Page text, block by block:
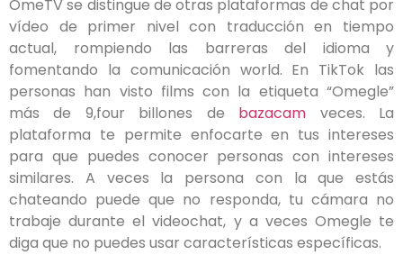
OmeTV se distingue de otras plataformas de chat por
vídeo de primer nivel con traducción en tiempo
actual, rompiendo las barreras del idioma y
fomentando la comunicación world. En TikTok las
personas han visto films con la etiqueta “Omegle”
más de 9,four billones de bazacam veces. La
plataforma te permite enfocarte en tus intereses
para que puedes conocer personas con intereses
similares. A veces la persona con la que estás
chateando puede que no responda, tu cámara no
trabaje durante el videochat, y a veces Omegle te
diga que no puedes usar características específicas.